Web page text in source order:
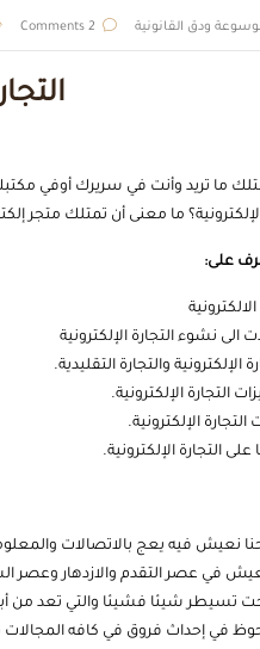
ودق القانونية 2 Comments
ما تريد وأنت في سريرك أوفي
ما معنى أن تمتلك متجر
على:
الى نشوء التجارة الإلكترونية
الإلكترونية والتجارة التقليدية.
التجارة الإلكترونية.
الإلكترونية.
على التجارة الإلكترونية.
نعيش فيه يعج بالاتصالات
في عصر التقدم والازدهار وعصر
تسيطر شيئا فشيئا والتي تعد من
في إحداث فروق في كافه المجالات